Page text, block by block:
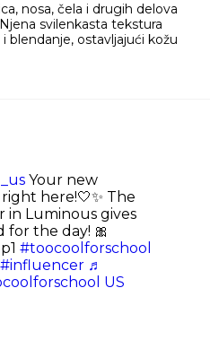
nosa, čela i drugih delova
svilenkasta tekstura
blendanje, ostavljajući kožu
Your new
here!🤍✨ The
in Luminous gives
for the day! 🎀
#toocoolforschool
#influencer ♬
US